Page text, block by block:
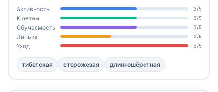
Активность 3/5
К детям 3/5
Обучаемость 3/5
Линька 2/5
Уход 5/5
тибетская сторожевая длинношёрстная